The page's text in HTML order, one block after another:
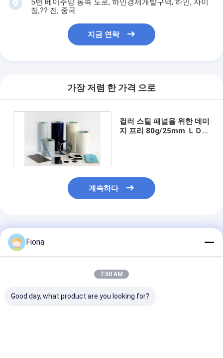
징,?? 진, 중국
지금 연락
가장 저렴 한 가격 으로
컬러 스틸 패널을 위한 데미
지 프리 80g/25mm ＬＤＰ
계속하다
추천된 제품
Fiona
7:50 AM
Good day, what product are you looking for?